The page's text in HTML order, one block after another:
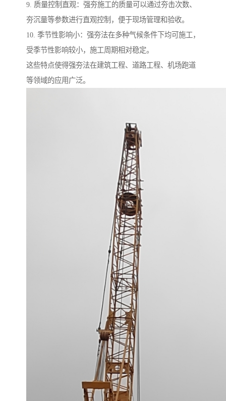
9. 质量控制直观：强夯施工的质量可以通过夯击次数、
夯沉量等参数进行直观控制，便于现场管理和验收。
10. 季节性影响小：强夯法在多种气候条件下均可施工，
受季节性影响较小，施工周期相对稳定。
这些特点使得强夯法在建筑工程、道路工程、机场跑道
等领域的应用广泛。